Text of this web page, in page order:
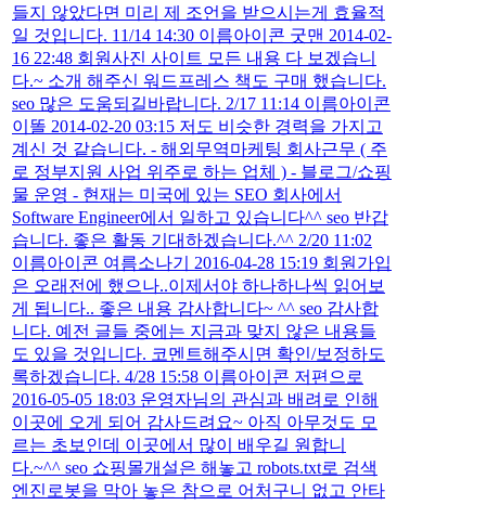
들지 않았다면 미리 제 조언을 받으시는게 효율적
일 것입니다. 11/14 14:30 이름아이콘 굿맨 2014-02-
16 22:48 회원사진 사이트 모든 내용 다 보겠습니
다.~ 소개 해주신 워드프레스 책도 구매 했습니다.
seo 많은 도움되길바랍니다. 2/17 11:14 이름아이콘
이똘 2014-02-20 03:15 저도 비슷한 경력을 가지고
계신 것 같습니다. - 해외무역마케팅 회사근무 ( 주
로 정부지원 사업 위주로 하는 업체 ) - 블로그/쇼핑
물 운영 - 현재는 미국에 있는 SEO 회사에서
Software Engineer에서 일하고 있습니다^^ seo 반갑
습니다. 좋은 활동 기대하겠습니다.^^ 2/20 11:02
이름아이콘 여름소나기 2016-04-28 15:19 회원가입
은 오래전에 했으나..이제서야 하나하나씩 읽어보
게 됩니다.. 좋은 내용 감사합니다~ ^^ seo 감사합
니다. 예전 글들 중에는 지금과 맞지 않은 내용들
도 있을 것입니다. 코멘트해주시면 확인/보정하도
록하겠습니다. 4/28 15:58 이름아이콘 저편으로
2016-05-05 18:03 운영자님의 관심과 배려로 인해
이곳에 오게 되어 감사드려요~ 아직 아무것도 모
르는 초보인데 이곳에서 많이 배우길 원합니
다.~^^ seo 쇼핑몰개설은 해놓고 robots.txt로 검색
엔진로봇을 막아 놓은 참으로 어처구니 없고 안타